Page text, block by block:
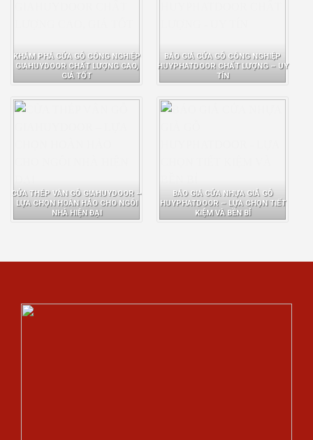
KHÁM PHÁ CỬA GỖ CÔNG NGHIỆP
GIAHUYDOOR CHẤT LƯỢNG CAO,
GIÁ TỐT
BÁO GIÁ CỬA GỖ CÔNG NGHIỆP
HUYPHATDOOR CHẤT LƯỢNG – UY
TÍN
CỬA THÉP VÂN GỖ GIAHUYDOOR –
LỰA CHỌN HOÀN HẢO CHO NGÔI
NHÀ HIỆN ĐẠI
BÁO GIÁ CỬA NHỰA GIẢ GỖ
HUYPHATDOOR – LỰA CHỌN TIẾT
KIỆM VÀ BỀN BỈ